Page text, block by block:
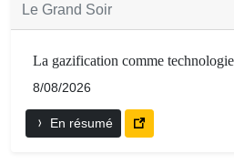
Le Grand Soir
La gazification comme
8/08/2026
En résumé